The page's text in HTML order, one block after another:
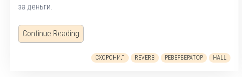
за деньги.
Continue Reading
СХОРОНИЛ REVERB РЕВЕРБЕРАТОР HALL